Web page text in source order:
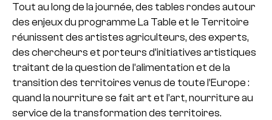
Tout au long de la journée, des tables rondes autour
des enjeux du programme La Table et le Territoire
réunissent des artistes agriculteurs, des experts,
des chercheurs et porteurs d’initiatives artistiques
traitant de la question de l’alimentation et de la
transition des territoires venus de toute l’Europe :
quand la nourriture se fait art et l’art, nourriture au
service de la transformation des territoires.